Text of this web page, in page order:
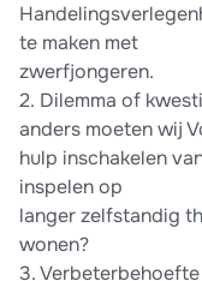
te maken met
zwerfjongeren.
2. Dilemma of
anders moeten wij
hulp inschakelen
inspelen op
langer zelfstandig
wonen?
3.